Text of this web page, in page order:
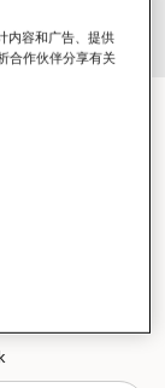
内容和广告、提供
合作伙伴分享有关